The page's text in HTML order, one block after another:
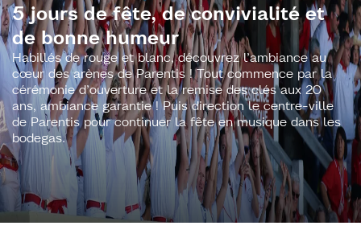
5 jours de fête, de convivialité et
de bonne humeur
Habillés de rouge et blanc, découvrez l’ambiance au
cœur des arènes de Parentis ! Tout commence par la
cérémonie d’ouverture et la remise des clés aux 20
ans, ambiance garantie ! Puis direction le centre-ville
de Parentis pour continuer la fête en musique dans les
bodegas.